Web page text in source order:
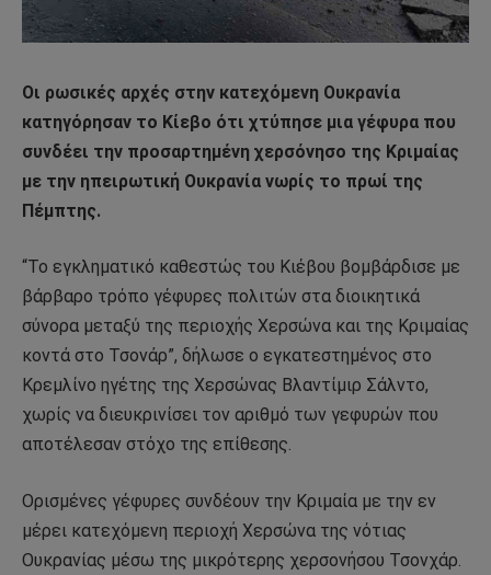
Οι ρωσικές αρχές στην κατεχόμενη Ουκρανία
κατηγόρησαν το Κίεβο ότι χτύπησε μια γέφυρα που
συνδέει την προσαρτημένη χερσόνησο της Κριμαίας
με την ηπειρωτική Ουκρανία νωρίς το πρωί της
Πέμπτης.
“Το εγκληματικό καθεστώς του Κιέβου βομβάρδισε με
βάρβαρο τρόπο γέφυρες πολιτών στα διοικητικά
σύνορα μεταξύ της περιοχής Χερσώνα και της Κριμαίας
κοντά στο Τσονάρ”, δήλωσε ο εγκατεστημένος στο
Κρεμλίνο ηγέτης της Χερσώνας Βλαντίμιρ Σάλντο,
χωρίς να διευκρινίσει τον αριθμό των γεφυρών που
αποτέλεσαν στόχο της επίθεσης.
Ορισμένες γέφυρες συνδέουν την Κριμαία με την εν
μέρει κατεχόμενη περιοχή Χερσώνα της νότιας
Ουκρανίας μέσω της μικρότερης χερσονήσου Τσονχάρ.